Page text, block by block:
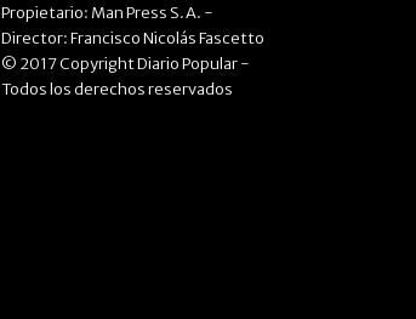
Propietario: Man Press S.A. -
Director: Francisco Nicolás Fascetto
© 2017 Copyright Diario Popular -
Todos los derechos reservados